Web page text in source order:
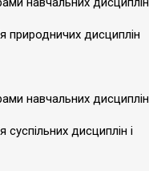
природничих дисциплін
навчальних дисциплін
суспільних дисциплін і